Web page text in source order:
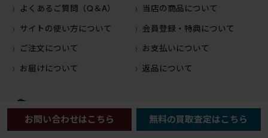
よくあるご質問（Q＆A）
当店の商品について
サイトの使い方について
会員登録・特典について
ご注文について
お支払いについて
お届けについて
返品について
運営会社について
お問い合わせはこちら 無料の買取査定はこちら